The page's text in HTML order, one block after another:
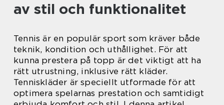
av stil och funktionalitet
Tennis är en populär sport som kräver både
teknik, kondition och uthållighet. För att
kunna prestera på topp är det viktigt att ha
rätt utrustning, inklusive rätt kläder.
Tenniskläder är speciellt utformade för att
optimera spelarnas prestation och samtidigt